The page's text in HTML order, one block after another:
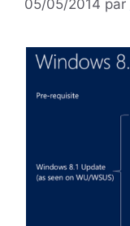
05/05/2014 par